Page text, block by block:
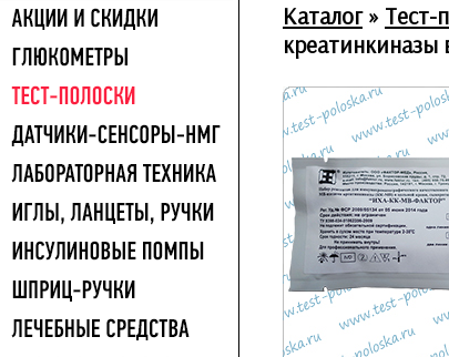
Каталог» Тест-